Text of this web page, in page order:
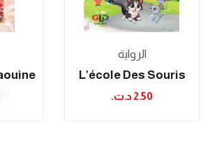
الرواية
L’école Des Souris
2.50 د.ت.‏